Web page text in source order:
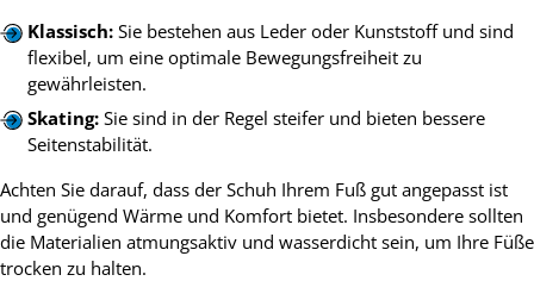
Klassisch:Sie bestehen aus Leder oder Kunststoff und sind
flexibel, um eine optimale Bewegungsfreiheit zu
gewährleisten.
Skating:Sie sind in der Regel steifer und bieten bessere
Seitenstabilität.
Achten Sie darauf, dass der Schuh Ihrem Fuß gut angepasst ist
und genügend Wärme und Komfort bietet. Insbesondere sollten
die Materialien atmungsaktiv und wasserdicht sein, um Ihre Füße
trocken zu halten.